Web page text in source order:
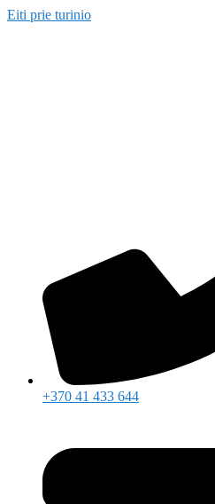
Eiti prie turinio
+370 41 433 644